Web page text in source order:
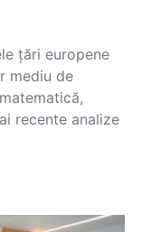
țări europene
mediu de
recente analize